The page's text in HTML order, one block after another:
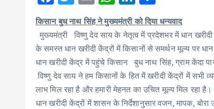
e
b
o
o
k
w
it
te
r
m
ai
l
h
at
s
A
p
p
n
k
e
dI
n
ar
e
किसान बुध नाथ सिंह ने मुख्यमंत्री को दिया धन्यवाद
मुख्यमंत्री विष्णु देव साय के नेतृत्व में प्रदेशभर में धान
के समस्त धान खरीदी केंद्रों में किसानों से समर्थन मूल्य पर
धान खरीदी केंद्र में पहुंचे किसान बुध नाथ सिंह, ग्राम केंदा
विष्णु देव साय ने हम किसानों के हित में खरीदी केंद्रों में सभी
लाभ मिल रहा है और हमारी मेहनत का उचित मूल्य मिल रहा
धान खरीदी केंद्रों में शासन के निर्देशानुसार वजन, मापक,